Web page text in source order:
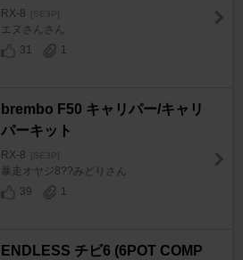
RX-8 [SE3P]
エヌさんさん
31
1
brembo F50 キャリパー/キャリ
パーキット
RX-8 [SE3P]
暴走オヤジ8??みどりさん
39
1
ENDLESS チビ6 (6POT COMP